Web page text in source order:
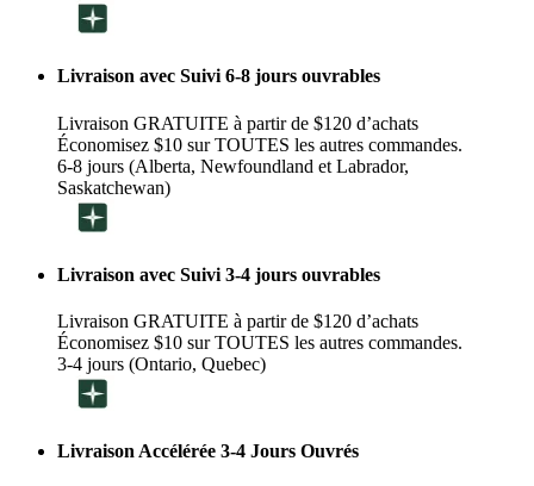
Livraison avec Suivi 6-8 jours ouvrables
Livraison GRATUITE à partir de $120 d’achats
Économisez $10 sur TOUTES les autres commandes.
6-8 jours (Alberta, Newfoundland et Labrador,
Saskatchewan)
Livraison avec Suivi 3-4 jours ouvrables
Livraison GRATUITE à partir de $120 d’achats
Économisez $10 sur TOUTES les autres commandes.
3-4 jours (Ontario, Quebec)
Livraison Accélérée 3-4 Jours Ouvrés